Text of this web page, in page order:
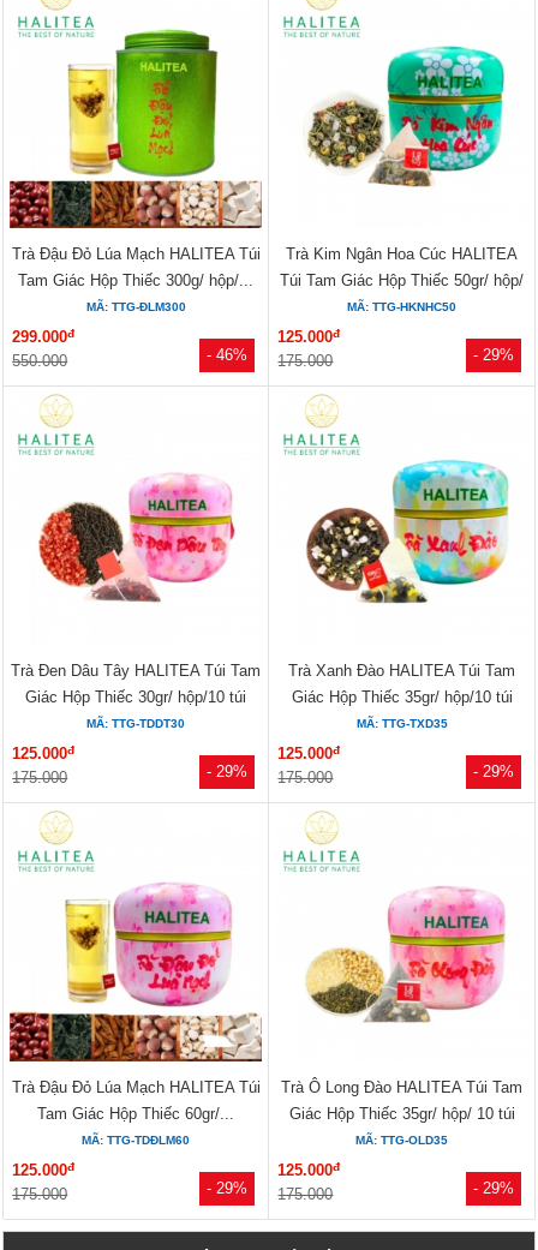
- 46%
Trà Đậu Đỏ Lúa Mạch HALITEA Túi
Tam Giác Hộp Thiếc 300g/ hộp/...
MÃ: TTG-ĐLM300
299.000đ
550.000 - 29%
Trà Kim Ngân Hoa Cúc HALITEA
Túi Tam Giác Hộp Thiếc 50gr/ hộp/
10...
MÃ: TTG-HKNHC50
125.000đ
175.000
- 29%
Trà Đen Dâu Tây HALITEA Túi Tam
Giác Hộp Thiếc 30gr/ hộp/10 túi
MÃ: TTG-TDDT30
125.000đ
175.000 - 29%
Trà Xanh Đào HALITEA Túi Tam
Giác Hộp Thiếc 35gr/ hộp/10 túi
MÃ: TTG-TXD35
125.000đ
175.000
- 29%
Trà Đậu Đỏ Lúa Mạch HALITEA Túi
Tam Giác Hộp Thiếc 60gr/...
MÃ: TTG-TDĐLM60
125.000đ
175.000 - 29%
Trà Ô Long Đào HALITEA Túi Tam
Giác Hộp Thiếc 35gr/ hộp/ 10 túi
MÃ: TTG-OLD35
125.000đ
175.000